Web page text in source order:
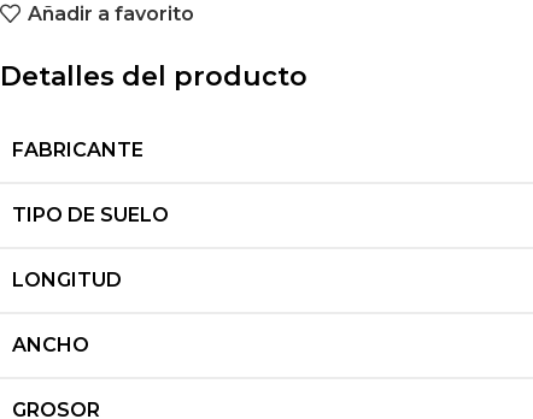
Añadir a favorito
Detalles del producto
FABRICANTE
TIPO DE SUELO
LONGITUD
ANCHO
GROSOR